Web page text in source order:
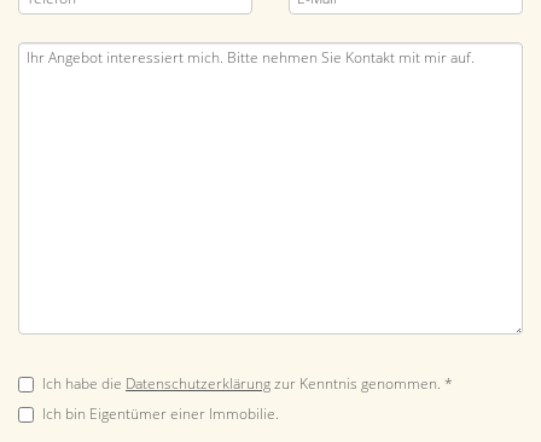
Ich habe die Datenschutzerklärungzur Kenntnis genommen. *
Ich bin Eigentümer einer Immobilie.